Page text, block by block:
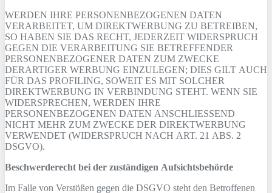
WERDEN IHRE PERSONENBEZOGENEN DATEN
VERARBEITET, UM DIREKTWERBUNG ZU BETREIBEN,
SO HABEN SIE DAS RECHT, JEDERZEIT WIDERSPRUCH
GEGEN DIE VERARBEITUNG SIE BETREFFENDER
PERSONENBEZOGENER DATEN ZUM ZWECKE
DERARTIGER WERBUNG EINZULEGEN; DIES GILT AUCH
FÜR DAS PROFILING, SOWEIT ES MIT SOLCHER
DIREKTWERBUNG IN VERBINDUNG STEHT. WENN SIE
WIDERSPRECHEN, WERDEN IHRE
PERSONENBEZOGENEN DATEN ANSCHLIESSEND
NICHT MEHR ZUM ZWECKE DER DIREKTWERBUNG
VERWENDET (WIDERSPRUCH NACH ART. 21 ABS. 2
DSGVO).
Beschwerde­recht bei der zuständigen Aufsichts­behörde
Im Falle von Verstößen gegen die DSGVO steht den Betroffenen